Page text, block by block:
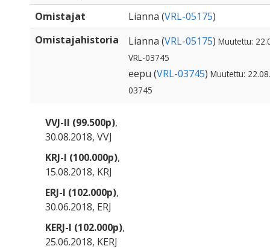
Omistajat
Lianna (VRL-05175)
Omistajahistoria
Lianna (VRL-05175) Muutettu:
VRL-03745
eepu (VRL-03745) Muutettu:
03745
VVJ-II (99.500p),
30.08.2018, VVJ
KRJ-I (100.000p),
15.08.2018, KRJ
ERJ-I (102.000p),
30.06.2018, ERJ
KERJ-I (102.000p),
25.06.2018, KERJ